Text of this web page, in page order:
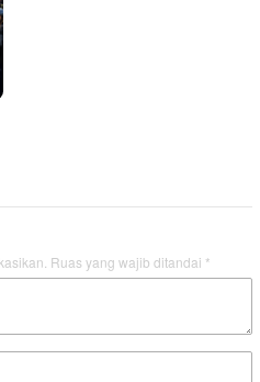
Ruas yang wajib ditandai *